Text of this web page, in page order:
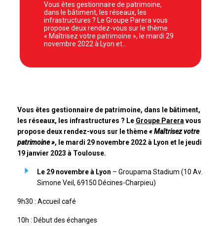
Vous êtes gestionnaire de patrimoine,
dans le bâtiment, les réseaux, les
infrastructures ? Le Groupe Parera vous
propose deux rendez-vous sur le thème
« Maîtrisez votre patrimoine », le mardi 29
novembre 2022 à Lyon et…
Vous êtes gestionnaire de patrimoine, dans le bâtiment,
les réseaux, les infrastructures ? Le Groupe Parera vous
propose deux rendez-vous sur le thème« Maîtrisez votre
patrimoine », le mardi 29 novembre 2022 à Lyon et le jeudi
19 janvier 2023 à Toulouse.
Le 29 novembre à Lyon – Groupama Stadium (10 Av.
Simone Veil, 69150 Décines-Charpieu)
9h30 : Accueil café
10h : Début des échanges